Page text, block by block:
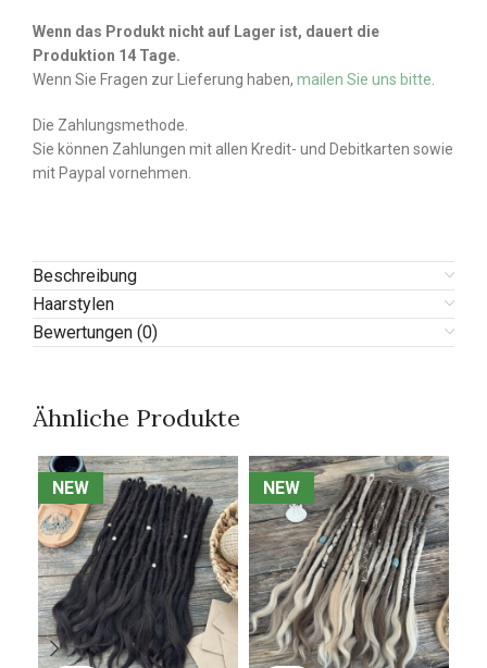
Wenn das Produkt nicht auf Lager ist, dauert die
Produktion 14 Tage.
Wenn Sie Fragen zur Lieferung haben, mailen Sie uns bitte
Die Zahlungsmethode.
Sie können Zahlungen mit allen Kredit- und Debitkarten sowie
mit Paypal vornehmen.
Beschreibung
Haarstylen
Bewertungen (0)
Ähnliche Produkte
NEW
NEW NEW
NEW